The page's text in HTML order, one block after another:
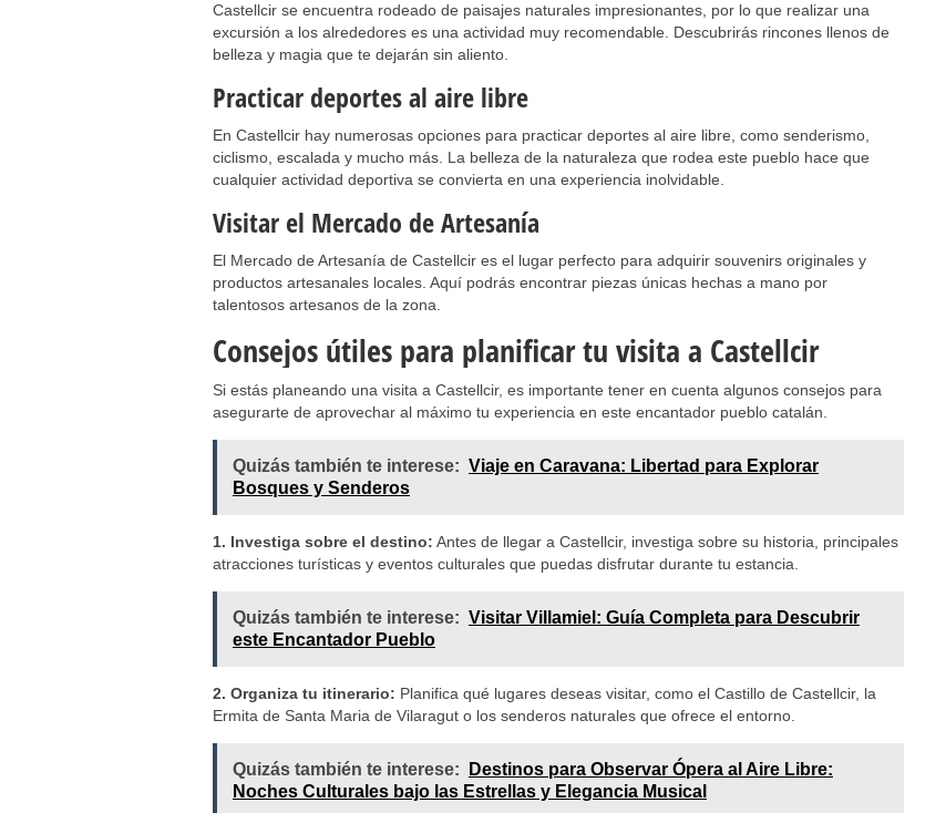
Castellcir se encuentra rodeado de paisajes naturales impresionantes, por lo que realizar una
excursión a los alrededores es una actividad muy recomendable. Descubrirás rincones llenos de
belleza y magia que te dejarán sin aliento.
Practicar deportes al aire libre
En Castellcir hay numerosas opciones para practicar deportes al aire libre, como senderismo,
ciclismo, escalada y mucho más. La belleza de la naturaleza que rodea este pueblo hace que
cualquier actividad deportiva se convierta en una experiencia inolvidable.
Visitar el Mercado de Artesanía
El Mercado de Artesanía de Castellcir es el lugar perfecto para adquirir souvenirs originales y
productos artesanales locales. Aquí podrás encontrar piezas únicas hechas a mano por
talentosos artesanos de la zona.
Consejos útiles para planificar tu visita a Castellcir
Si estás planeando una visita a Castellcir, es importante tener en cuenta algunos consejos para
asegurarte de aprovechar al máximo tu experiencia en este encantador pueblo catalán.
Quizás también te interese: Viaje en Caravana: Libertad para Explorar
Bosques y Senderos
1. Investiga sobre el destino: Antes de llegar a Castellcir, investiga sobre su historia, principales
atracciones turísticas y eventos culturales que puedas disfrutar durante tu estancia.
Quizás también te interese: Visitar Villamiel: Guía Completa para Descubrir
este Encantador Pueblo
2. Organiza tu itinerario: Planifica qué lugares deseas visitar, como el Castillo de Castellcir, la
Ermita de Santa Maria de Vilaragut o los senderos naturales que ofrece el entorno.
Quizás también te interese:
Destinos para Observar Ópera al Aire Libre:
Noches Culturales bajo las Estrellas y Elegancia Musical